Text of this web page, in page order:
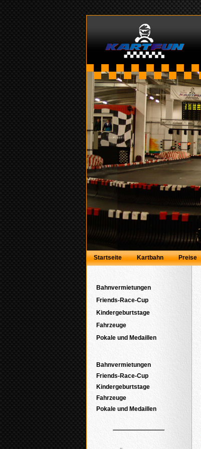
Startseite Kartbahn Preise
Bahnvermietungen
Friends-Race-Cup
Kindergeburtstage
Fahrzeuge
Pokale und Medaillen
Bahnvermietungen
Friends-Race-Cup
Kindergeburtstage
Fahrzeuge
Pokale und Medaillen